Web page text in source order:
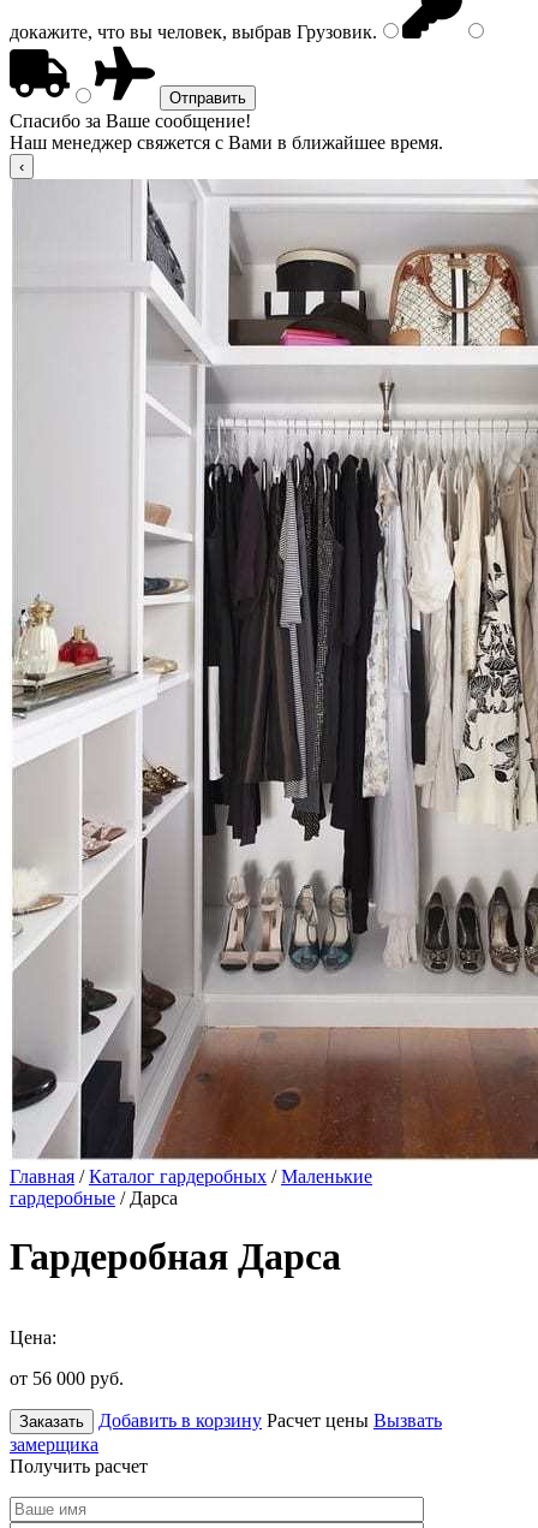
докажите, что вы человек, выбрав Грузовик.
Спасибо за Ваше сообщение!
Наш менеджер свяжется с Вами в ближайшее время.
Главная /Каталог гардеробных /Маленькие
гардеробные / Дарса
Гардеробная Дарса
Цена:
от 56 000 руб.
Заказать Добавить в корзину Расчет цены Вызвать
замерщика
Получить расчет